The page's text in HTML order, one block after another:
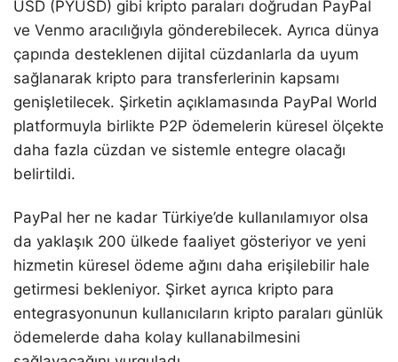
USD (PYUSD) gibi kripto paraları doğrudan PayPal
ve Venmo aracılığıyla gönderebilecek. Ayrıca dünya
çapında desteklenen dijital cüzdanlarla da uyum
sağlanarak kripto para transferlerinin kapsamı
genişletilecek. Şirketin açıklamasında PayPal World
platformuyla birlikte P2P ödemelerin küresel ölçekte
daha fazla cüzdan ve sistemle entegre olacağı
belirtildi.
PayPal her ne kadar Türkiye’de kullanılamıyor olsa
da yaklaşık 200 ülkede faaliyet gösteriyor ve yeni
hizmetin küresel ödeme ağını daha erişilebilir hale
getirmesi bekleniyor. Şirket ayrıca kripto para
entegrasyonunun kullanıcıların kripto paraları günlük
ödemelerde daha kolay kullanabilmesini